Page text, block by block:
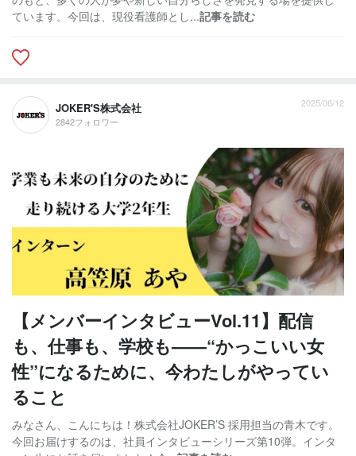
ています。今回は、現役看護師とし...記事を読む
JOKER'S株式会社
2842フォロワー
2025/06/12
【メンバーインタビューVol.11】配信
も、仕事も、学校も——“かっこいい女
性”になるために、今わたしがやってい
ること
みなさん、こんにちは！株式会社JOKER’S 採用担当の青木です。
今回お届けするのは、社員インタビューシリーズ第10弾。インタ